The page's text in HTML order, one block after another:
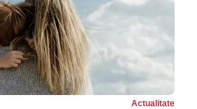
Actualitate